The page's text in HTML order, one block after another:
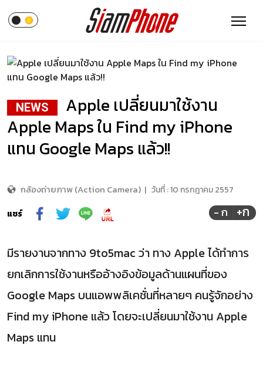
NEWS
Apple เปลี่ยนมาใช้งาน
Apple Maps ใน Find my iPhone
แทน Google Maps แล้ว!!
กล้องถ่ายภาพ (Action Camera) | วันที่ :10 กรกฎาคม 2557
แชร์
- ก +ก
มีรายงานจากทาง 9to5mac ว่า ทาง Apple ได้ทำการ
ยกเลิกการใช้งานหรืออ้างอิงข้อมูลด้านแผนที่ของ
Google Maps บนแอพพลิเคชั่นที่หลายๆ คนรู้จักอย่าง
Find my iPhone แล้ว โดยจะเปลี่ยนมาใช้งาน Apple
Maps แทน